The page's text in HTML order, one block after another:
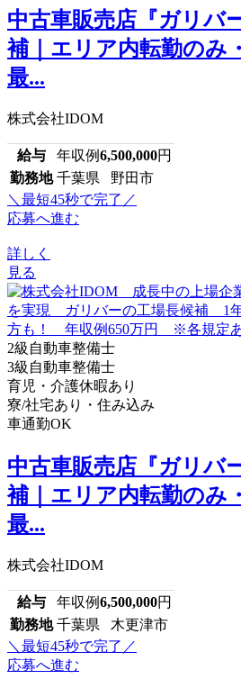
中古車販売店『ガリバ
補｜エリア内転勤のみ
最...
株式会社IDOM
給与 年収例6,500,000円
勤務地 千葉県 野田市
＼最短45秒で完了／
応募へ進む
詳しく
見る
2級自動車整備士
3級自動車整備士
育児・介護休暇あり
寮/社宅あり・住み込み
車通勤OK
中古車販売店『ガリバ
補｜エリア内転勤のみ
最...
株式会社IDOM
給与 年収例6,500,000円
勤務地 千葉県 木更津市
＼最短45秒で完了／
応募へ進む